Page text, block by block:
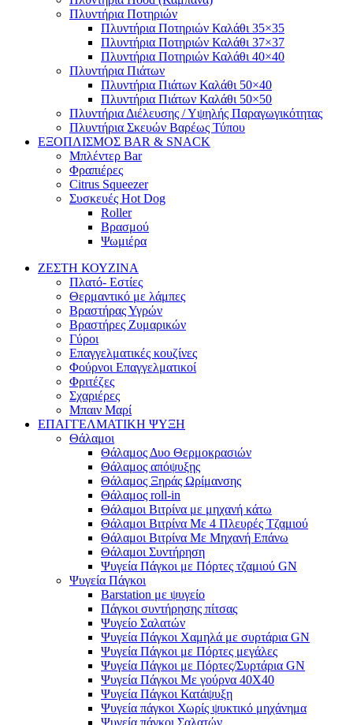
Πλυντήρια Ποτηριών
Πλυντήρια Ποτηριών Καλάθι 35×35
Πλυντήρια Ποτηριών Καλάθι 37×37
Πλυντήρια Ποτηριών Καλάθι 40×40
Πλυντήρια Πιάτων
Πλυντήρια Πιάτων Καλάθι 50×40
Πλυντήρια Πιάτων Καλάθι 50×50
Πλυντήρια Διέλευσης / Υψηλής Παραγωγικότητας
Πλυντήρια Σκευών Βαρέως Τύπου
ΕΞΟΠΛΙΣΜΟΣ BAR & SNACK
Μπλέντερ Bar
Φραπιέρες
Citrus Squeezer
Συσκευές Hot Dog
Roller
Βρασμού
Ψωμιέρα
ΖΕΣΤΗ ΚΟΥΖΙΝΑ
Πλατό- Εστίες
Θερμαντικό με λάμπες
Βραστήρας Υγρών
Βραστήρες Ζυμαρικών
Γύροι
Επαγγελματικές κουζίνες
Φούρνοι Επαγγελματικοί
Φριτέζες
Σχαριέρες
Μπαιν Μαρί
ΕΠΑΓΓΕΛΜΑΤΙΚΗ ΨΥΞΗ
Θάλαμοι
Θάλαμος Δυο Θερμοκρασιών
Θάλαμος απόψυξης
Θάλαμος Ξηράς Ωρίμανσης
Θάλαμος roll-in
Θάλαμοι Βιτρίνα με μηχανή κάτω
Θάλαμοι Βιτρίνα Με 4 Πλευρές Τζαμιού
Θάλαμοι Βιτρίνα Με Μηχανή Επάνω
Θάλαμοι Συντήρηση
Ψυγεία Πάγκοι με Πόρτες τζαμιού GN
Ψυγεία Πάγκοι
Barstation με ψυγείο
Πάγκοι συντήρησης πίτσας
Ψυγείο Σαλατών
Ψυγεία Πάγκοι Χαμηλά με συρτάρια GN
Ψυγεία Πάγκοι με Πόρτες μεγάλες
Ψυγεία Πάγκοι με Πόρτες/Συρτάρια GN
Ψυγεία Πάγκοι Με γούρνα 40Χ40
Ψυγεία Πάγκοι Κατάψυξη
Ψυγεία πάγκοι Χωρίς ψυκτικό μηχάνημα
Ψυγεία πάγκοι Σαλατών